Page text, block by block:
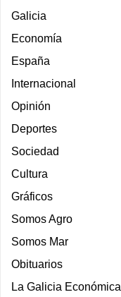
Galicia
Economía
España
Internacional
Opinión
Deportes
Sociedad
Cultura
Gráficos
Somos Agro
Somos Mar
Obituarios
La Galicia Económica